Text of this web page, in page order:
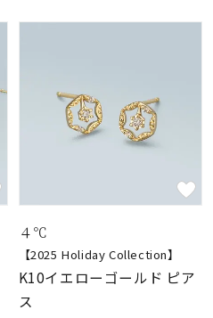
４℃
【2025 Holiday Collection】
K10イエローゴールド ピア
ス